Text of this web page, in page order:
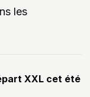
les
XXL cet été